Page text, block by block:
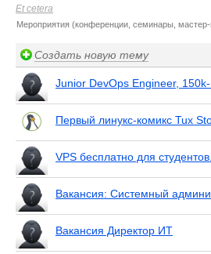
Et cetera
Мероприятия (конференции, семинары, мастер-
Создать новую тему
Junior DevOps Engineer,
Первый линукс-комикс Tux
VPS бесплатно для студентов.
Вакансия: Системный
Вакансия Директор ИТ